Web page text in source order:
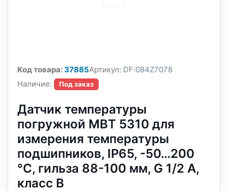
Код товара:37885Артикул: DF:084Z7078
Наличие:
Под заказ
Датчик температуры
погружной MBT 5310 для
измерения температуры
подшипников, IP65, -50…200
°C, гильза 88-100 мм, G 1/2 А,
класс B